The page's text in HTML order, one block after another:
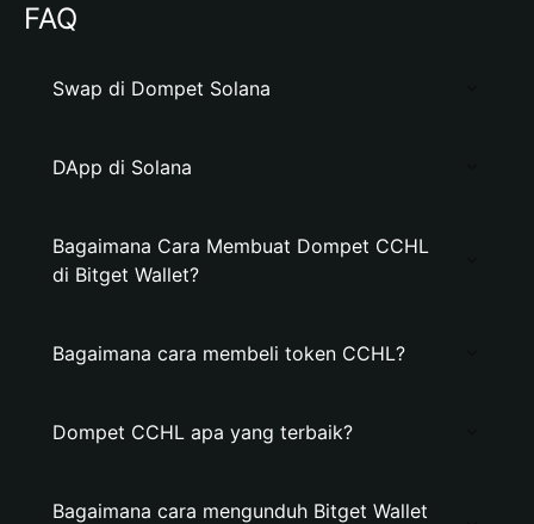
FAQ
Swap di Dompet Solana
DApp di Solana
Bagaimana Cara Membuat Dompet CCHL
di Bitget Wallet?
Bagaimana cara membeli token CCHL?
Dompet CCHL apa yang terbaik?
Bagaimana cara mengunduh Bitget Wallet